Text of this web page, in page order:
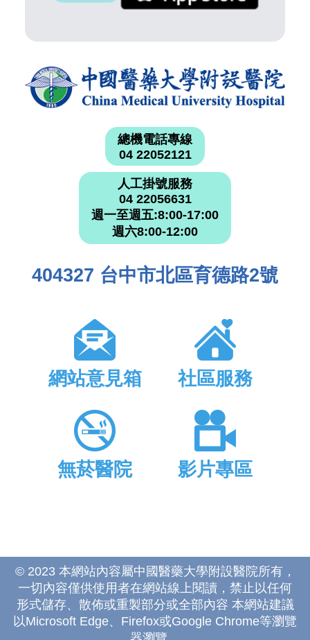
總機電話專線
04 22052121
人工掛號服務
04 22056631
週一至週五:8:00-17:00
週六8:00-12:00
404327 台中市北區育德路2號
網站意見箱 社區服務
無菸醫院 影片專區
© 2023 本網站內容屬中國醫藥大學附設醫院所有，
一切內容僅供使用者在網站線上閱讀，禁止以任何
形式儲存、散佈或重製部分或全部內容 本網站建議
以Microsoft Edge、Firefox或Google Chrome等瀏覽